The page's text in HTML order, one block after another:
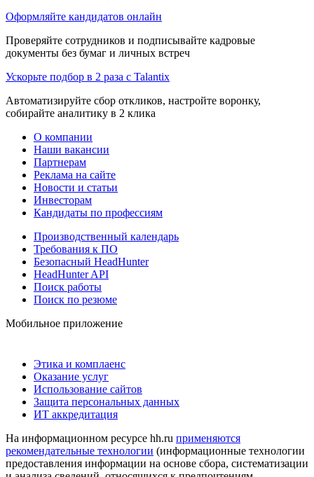
Оформляйте кандидатов онлайн
Проверяйте сотрудников и подписывайте кадровые
документы без бумаг и личных встреч
Ускорьте подбор в 2 раза с Talantix
Автоматизируйте сбор откликов, настройте воронку,
собирайте аналитику в 2 клика
О компании
Наши вакансии
Партнерам
Реклама на сайте
Новости и статьи
Инвесторам
Кандидаты по профессиям
Производственный календарь
Требования к ПО
Безопасный HeadHunter
HeadHunter API
Поиск работы
Поиск по резюме
Мобильное приложение
Этика и комплаенс
Оказание услуг
Использование сайтов
Защита персональных данных
ИТ аккредитация
На информационном ресурсе hh.ru применяются
рекомендательные технологии (информационные технологии
предоставления информации на основе сбора, систематизации